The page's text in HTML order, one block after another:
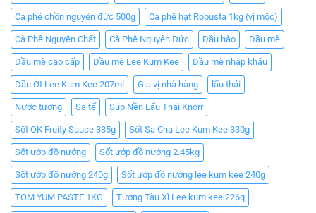
Cà phê chồn nguyên đức 500g Cà phê hạt Robusta 1kg (vị mộc)
Cà Phê Nguyên Chất Cà Phê Nguyên Đức Dầu hào Dầu mè
Dầu mè cao cấp Dầu mè Lee Kum Kee Dầu mè nhập khẩu
Dầu Ớt Lee Kum Kee 207ml Gia vị nhà hàng lẩu thái
Nước tương Sa tế Súp Nền Lẩu Thái Knorr
Sốt OK Fruity Sauce 335g Sốt Sa Cha Lee Kum Kee 330g
Sốt ướp đồ nướng Sốt ướp đồ nướng 2.45kg
Sốt ướp đồ nướng 240g Sốt ướp đồ nướng lee kum kee 240g
TOM YUM PASTE 1KG Tương Tàu Xì Lee kum kee 226g